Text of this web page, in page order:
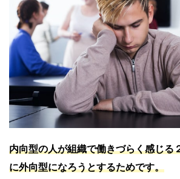
内向型の人が組織で働きづらく感じる
に外向型になろうとするためです。